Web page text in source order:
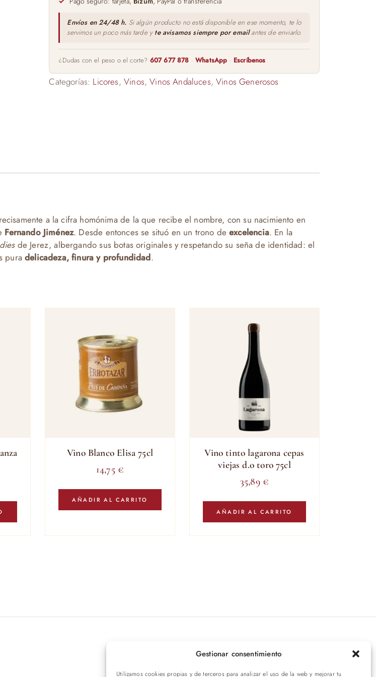
Gestionar consentimiento
Utilizamos cookies propias y de terceros para analizar el uso de la web y mejorar tu
Envíos en 24/48 h. Si algún producto no está disponible en ese momento, te lo
servimos un poco más tarde y te avisamos siempre por emailantes de enviarlo.
¿Dudas con el peso o el corte? 607 677 878 ·WhatsApp · Escríbenos
Categorías: Licores, Vinos,Vinos Andaluces,Vinos Generosos
a la cifra homónima de la que recibe el nombre, con su nacimiento en
Fernando Jiménez. Desde entonces se situó en un trono deexcelencia. En la
de Jerez, albergando sus botas originales y respetando su seña de identidad: el
puradelicadeza, finura y profundidad.
Vino Blanco Elisa 75cl
14,75 €
AÑADIR AL CARRITO
Vino tinto lagarona cepas
viejas d.o toro 75cl
35,89 €
AÑADIR AL CARRITO
suscríbete a nuestras novedades
ENVIAR